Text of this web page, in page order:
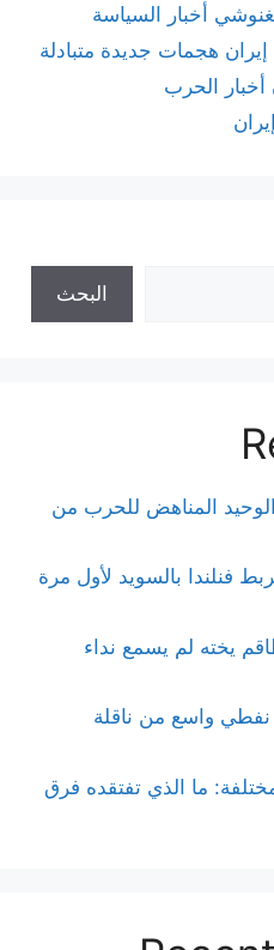
أخبار السياسة
مع إيران هجمات جديدة متبادلة
أخبار الحرب
البحث
المناهض للحرب من
فنلندا بالسويد لأول مرة
يخته لم يسمع نداء
واسع من ناقلة
ما الذي تفتقده فرق